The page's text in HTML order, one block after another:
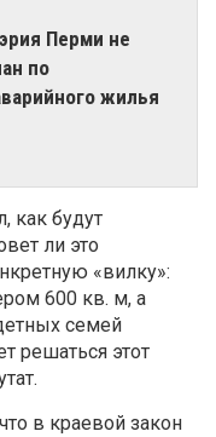
Перми не
по
жилья
как будут
ли это
«вилку»:
600 кв. м, а
семей
решаться этот
в краевой закон